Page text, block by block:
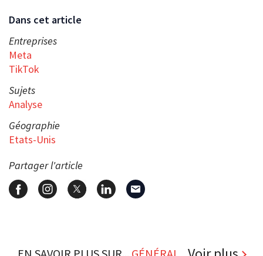
Dans cet article
Entreprises
Meta
TikTok
Sujets
Analyse
Géographie
Etats-Unis
Partager l'article